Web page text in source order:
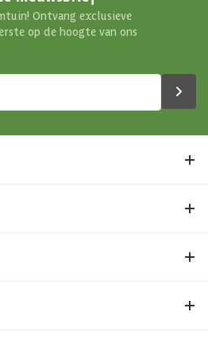
Ontvang exclusieve
op de hoogte van ons